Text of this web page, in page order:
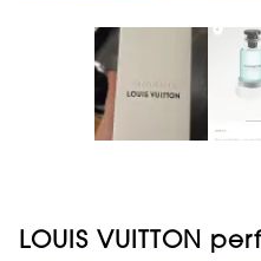
LOUIS VUITTON